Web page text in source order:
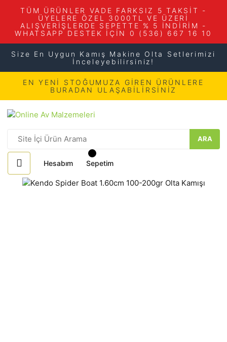
TÜM ÜRÜNLER VADE FARKSIZ 5 TAKSİT -
ÜYELERE ÖZEL 3000TL VE ÜZERİ
ALIŞVERİŞLERDE SEPETTE % 5 İNDİRİM -
WHATSAPP DESTEK İÇİN 0 (536) 667 16 10
Size En Uygun Kamış Makine Olta Setlerimizi
İnceleyebilirsiniz!
EN YENİ STOĞUMUZA GİREN ÜRÜNLERE
BURADAN ULAŞABİLİRSİNİZ
ARA
Hesabım Sepetim